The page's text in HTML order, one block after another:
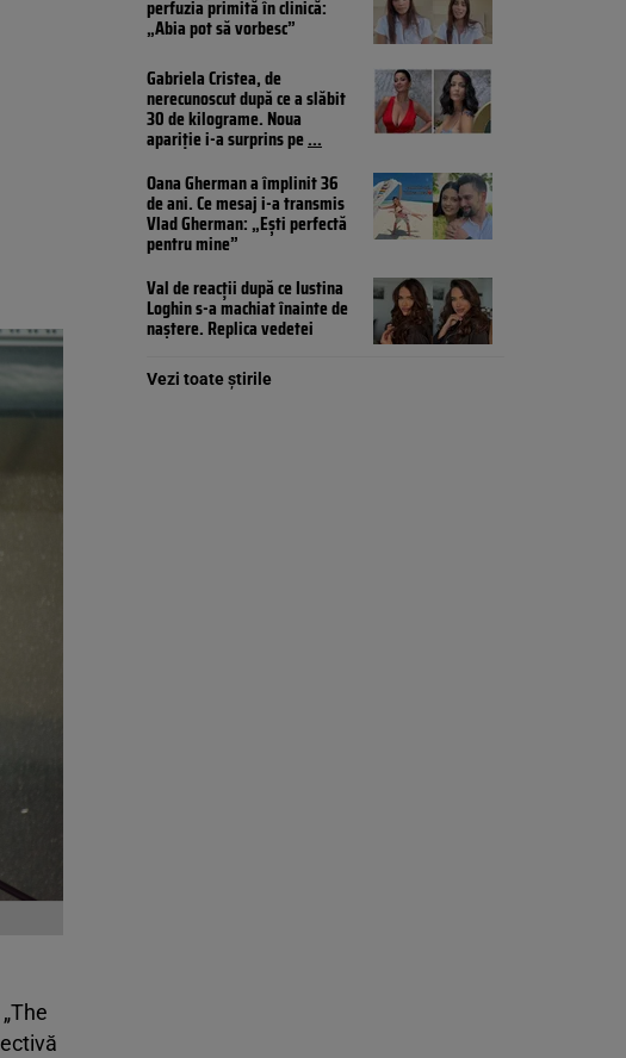
perfuzia primită în clinică:
„Abia pot să vorbesc”
Gabriela Cristea, de
nerecunoscut după ce a slăbit
30 de kilograme. Noua
apariție i-a surprins pe...
Oana Gherman a împlinit 36
de ani. Ce mesaj i-a transmis
Vlad Gherman: „Ești perfectă
pentru mine”
Val de reacții după ce Iustina
Loghin s-a machiat înainte de
naștere. Replica vedetei
Vezi toate știrile